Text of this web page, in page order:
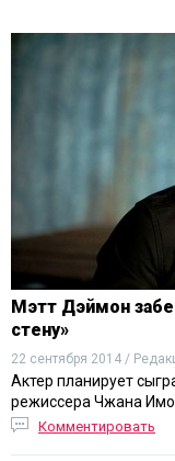
Мэтт Дэймон
стену»
22 сентября 2014 /
Актер планирует
режиссера Чжана
Комментировать